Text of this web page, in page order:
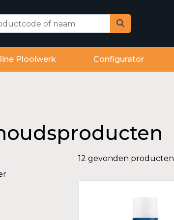
Plooiwerk Configurator
12 gevonden producten